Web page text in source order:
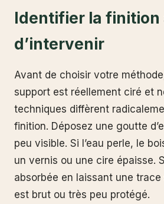
Identifier la finition
d’intervenir
Avant de choisir votre
support est réellement ciré et
techniques diffèrent
finition. Déposez une goutte
peu visible. Si l’eau perle, le
un vernis ou une cire épaisse.
absorbée en laissant une trace
est brut ou très peu protégé.